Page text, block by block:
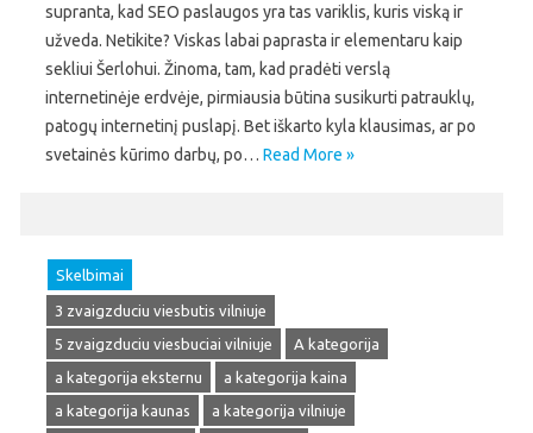
supranta, kad SEO paslaugos yra tas variklis, kuris viską ir
užveda. Netikite? Viskas labai paprasta ir elementaru kaip
sekliui Šerlohui. Žinoma, tam, kad pradėti verslą
internetinėje erdvėje, pirmiausia būtina susikurti patrauklų,
patogų internetinį puslapį. Bet iškarto kyla klausimas, ar po
svetainės kūrimo darbų, po… Read More »
Skelbimai
3 zvaigzduciu viesbutis vilniuje
5 zvaigzduciu viesbuciai vilniuje
A kategorija
a kategorija eksternu
a kategorija kaina
a kategorija kaunas
a kategorija vilniuje